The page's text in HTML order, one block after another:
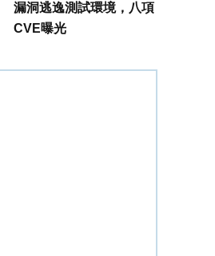
漏洞逃逸測試環境，八項
CVE曝光